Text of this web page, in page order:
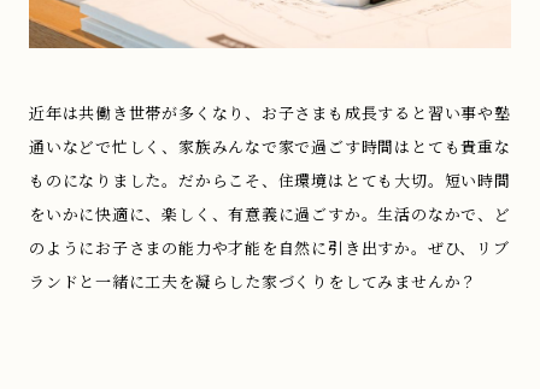
近年は共働き世帯が多くなり、お子さまも成長すると習い事や塾
通いなどで忙しく、家族みんなで家で過ごす時間はとても貴重な
ものになりました。だからこそ、住環境はとても大切。短い時間
をいかに快適に、楽しく、有意義に過ごすか。生活のなかで、ど
のようにお子さまの能力や才能を自然に引き出すか。ぜひ、リブ
ランドと一緒に工夫を凝らした家づくりをしてみませんか？